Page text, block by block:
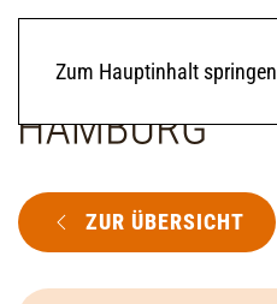
Zum Hauptinhalt springen
ZUR ÜBERSICHT